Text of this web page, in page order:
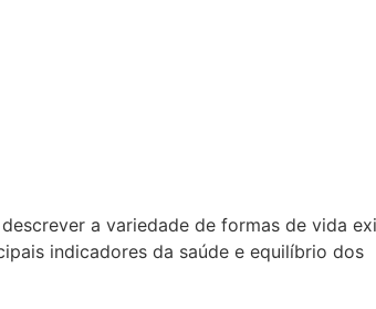
a variedade de formas de vida
indicadores da saúde e equilíbrio dos